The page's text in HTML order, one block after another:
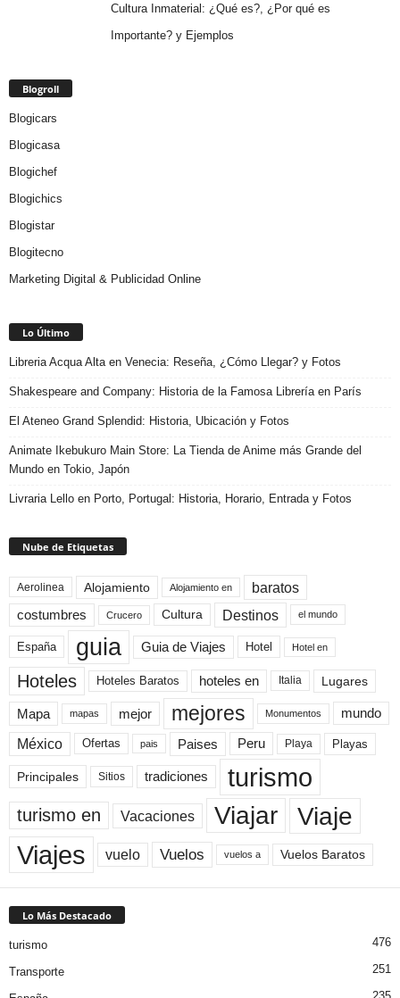
Cultura Inmaterial: ¿Qué es?, ¿Por qué es
Importante? y Ejemplos
Blogroll
Blogicars
Blogicasa
Blogichef
Blogichics
Blogistar
Blogitecno
Marketing Digital & Publicidad Online
Lo Último
Libreria Acqua Alta en Venecia: Reseña, ¿Cómo Llegar? y Fotos
Shakespeare and Company: Historia de la Famosa Librería en París
El Ateneo Grand Splendid: Historia, Ubicación y Fotos
Animate Ikebukuro Main Store: La Tienda de Anime más Grande del
Mundo en Tokio, Japón
Livraria Lello en Porto, Portugal: Historia, Horario, Entrada y Fotos
Nube de Etiquetas
Aerolinea Alojamiento Alojamiento en baratos
costumbres Crucero Cultura Destinos el mundo
España guia Guia de Viajes Hotel Hotel en
Hoteles Hoteles Baratos hoteles en Italia Lugares
Mapa mapas mejor mejores Monumentos mundo
México Ofertas pais Paises Peru Playa Playas
Principales Sitios tradiciones turismo
turismo en Vacaciones Viajar Viaje
Viajes vuelo Vuelos vuelos a Vuelos Baratos
Lo Más Destacado
turismo 476
Transporte 251